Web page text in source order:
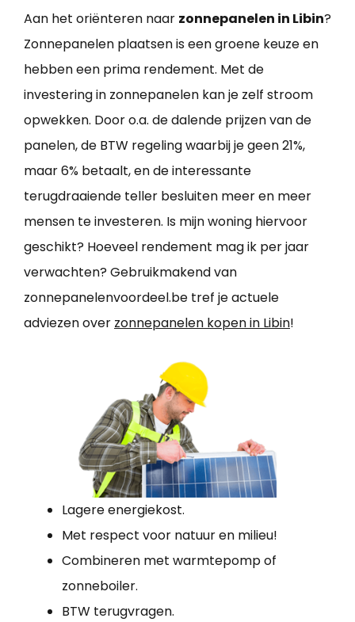
Aan het oriënteren naar zonnepanelen in Libin?
Zonnepanelen plaatsen is een groene keuze en
hebben een prima rendement. Met de
investering in zonnepanelen kan je zelf stroom
opwekken. Door o.a. de dalende prijzen van de
panelen, de BTW regeling waarbij je geen 21%,
maar 6% betaalt, en de interessante
terugdraaiende teller besluiten meer en meer
mensen te investeren. Is mijn woning hiervoor
geschikt? Hoeveel rendement mag ik per jaar
verwachten? Gebruikmakend van
zonnepanelenvoordeel.be tref je actuele
adviezen over zonnepanelen kopen in Libin!
Lagere energiekost.
Met respect voor natuur en milieu!
Combineren met warmtepomp of
zonneboiler.
BTW terugvragen.